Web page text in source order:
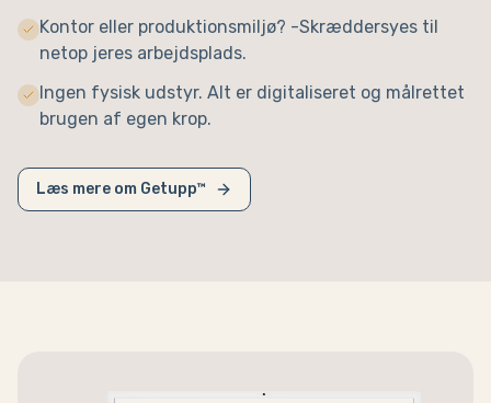
Kontor eller produktionsmiljø? -Skræddersyes til
netop jeres arbejdsplads.
Ingen fysisk udstyr. Alt er digitaliseret og målrettet
brugen af egen krop.
Læs mere om Getupp™